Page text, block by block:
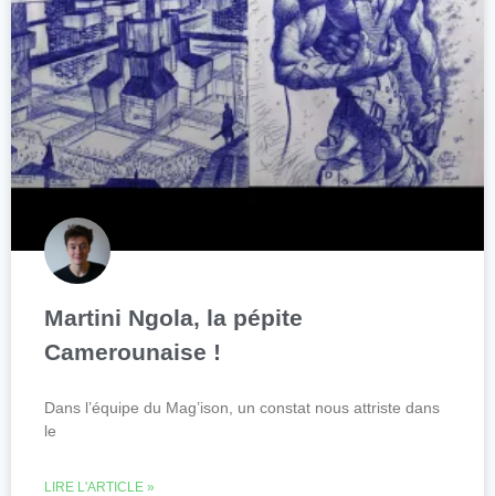
Martini Ngola, la pépite
Camerounaise !
Dans l’équipe du Mag’ison, un constat nous attriste dans
le
LIRE L'ARTICLE »